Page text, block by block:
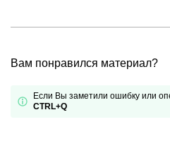
Вам понравился материал?
Если Вы заметили ошибку или
CTRL+Q